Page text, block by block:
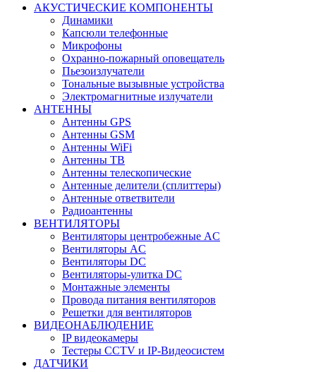
АКУСТИЧЕСКИЕ КОМПОНЕНТЫ
Динамики
Капсюли телефонные
Микрофоны
Охранно-пожарный оповещатель
Пьезоизлучатели
Тональные вызывные устройства
Электромагнитные излучатели
АНТЕННЫ
Антенны GPS
Антенны GSM
Антенны WiFi
Антенны ТВ
Антенны телескопические
Антенные делители (сплиттеры)
Антенные ответвители
Радиоантенны
ВЕНТИЛЯТОРЫ
Вентиляторы центробежные AC
Вентиляторы AC
Вентиляторы DC
Вентиляторы-улитка DC
Монтажные элементы
Провода питания вентиляторов
Решетки для вентиляторов
ВИДЕОНАБЛЮДЕНИЕ
IP видеокамеры
Тестеры CCTV и IP-Видеосистем
ДАТЧИКИ